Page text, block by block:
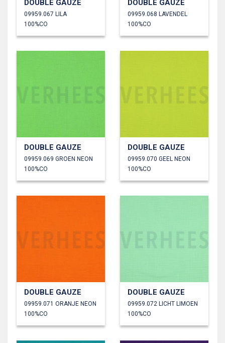
DOUBLE GAUZE
09959.067 LILA
100%CO
DOUBLE GAUZE
09959.068 LAVENDEL
100%CO
DOUBLE GAUZE
09959.069 GROEN NEON
100%CO
DOUBLE GAUZE
09959.070 GEEL NEON
100%CO
DOUBLE GAUZE
09959.071 ORANJE NEON
100%CO
DOUBLE GAUZE
09959.072 LICHT LIMOEN
100%CO